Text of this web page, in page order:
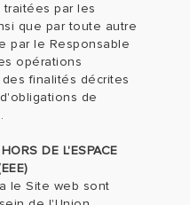
par les
que par toute autre
par le Responsable
opérations
finalités décrites
de
DE L'ESPACE
le Site web sont